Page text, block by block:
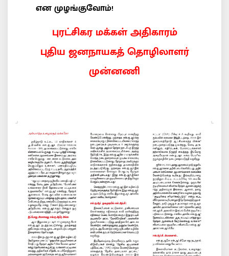
என முழங்குவோம்!
புரட்சிகர மக்கள் அதிகாரம்
புதிய ஜனநாயகத் தொழிலாளர்
முன்னணி